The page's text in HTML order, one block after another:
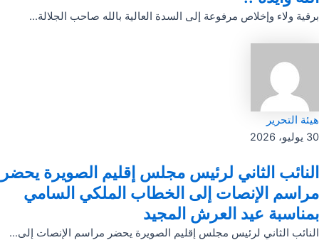
برقية ولاء وإخلاص مرفوعة إلى السدة العالية بالله صاحب الجلالة...
هيئة التحرير
30 يوليو، 2026
النائب الثاني لرئيس مجلس إقليم الصويرة يحضر
مراسم الإنصات إلى الخطاب الملكي السامي
بمناسبة عيد العرش المجيد
النائب الثاني لرئيس مجلس إقليم الصويرة يحضر مراسم الإنصات إلى...